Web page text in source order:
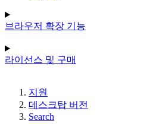
브라우저 확장 기능
라이선스 및 구매
지원
데스크탑 버전
Search